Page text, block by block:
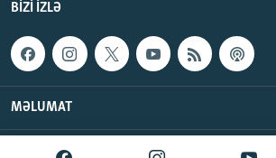
BIZI IZLƏ
MƏLUMAT
AzadlıqRadiosu © 2026 Inc. |